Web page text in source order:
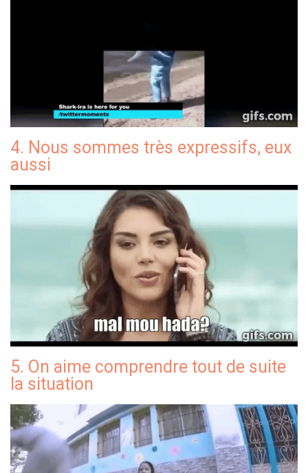
4. Nous sommes très expressifs, eux
aussi
5. On aime comprendre tout de suite
la situation